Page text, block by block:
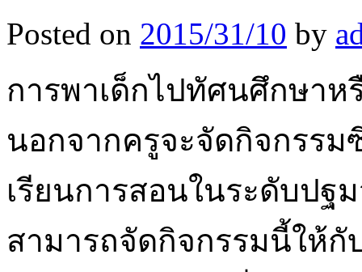
Posted on 2015/31/10 by
การพาเด็กไปทัศนศึกษา
นอกจากครูจะจัดกิจกรรม
เรียนการสอนในระดับปฐ
สามารถจัดกิจกรรมนี้ให้